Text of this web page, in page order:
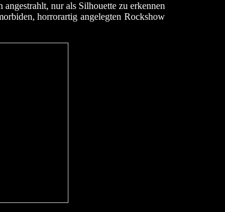
nur als Silhouette zu erkennen
horrorartig angelegten Rockshow